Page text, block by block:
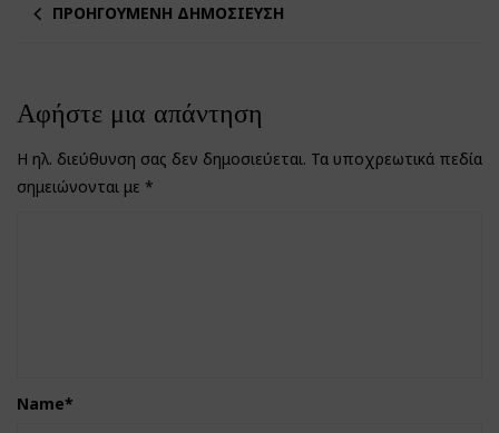
ΠΡΟΗΓΟΎΜΕΝΗ ΔΗΜΟΣΊΕΥΣΗ
Αφήστε μια απάντηση
Η ηλ. διεύθυνση σας δεν δημοσιεύεται. Τα υποχρεωτικά πεδία
σημειώνονται με *
Name*